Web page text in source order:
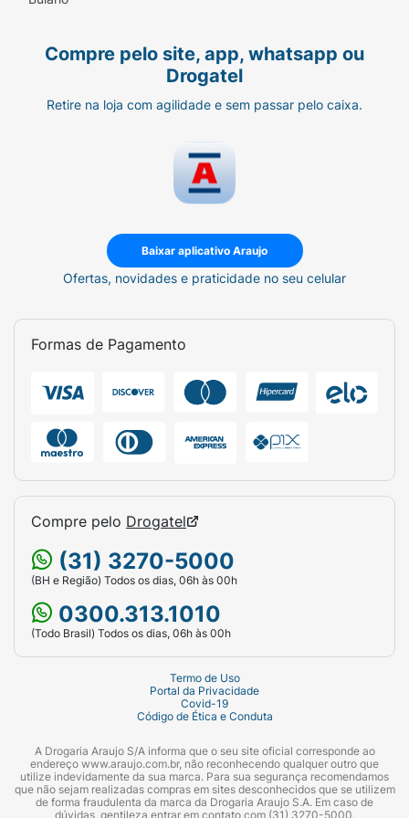
A L-CARNITINA Vitafor um suplemento
alimentar com uma combinação estratégica
de L-carnitina associada vitamina B6,
sistema imunológico
Benefícios do consumo:
sistema imune, no metabolismo energético
e no metabolismo de proteínas,
carboidratos e gorduras.
Diferenciais:
500 mg de L-carnitina tartarato por
Selo de Qualidade VLabor
Ingredientes:Tartarato de L-carnitina,
antiumectante dióxido de silício. Composição
da cápsula: gelatina, água purificada,
polietilenoglicol e corante dióxido de titânio.
NÃO CONTÉM GLÚTEN.
Compre pelo site, app, whatsapp ou
Drogatel
Retire na loja com agilidade e sem passar pelo caixa.
Baixar aplicativo Araujo
Ofertas, novidades e praticidade no seu celular
Formas de Pagamento
Compre pelo Drogatel
(31) 3270-5000
(BH e Região) Todos os dias, 06h às 00h
0300.313.1010
(Todo Brasil) Todos os dias, 06h às 00h
Termo de Uso
Portal da Privacidade
Covid-19
Código de Ética e Conduta
A Drogaria Araujo S/A informa que o seu site oficial corresponde ao
endereço www.araujo.com.br, não reconhecendo qualquer outro que
utilize indevidamente da sua marca. Para sua segurança recomendamos
que não sejam realizadas compras em sites desconhecidos que se utilizem
de forma fraudulenta da marca da Drogaria Araujo S.A. Em caso de
dúvidas, gentileza entrar em contato com (31) 3270-5000.